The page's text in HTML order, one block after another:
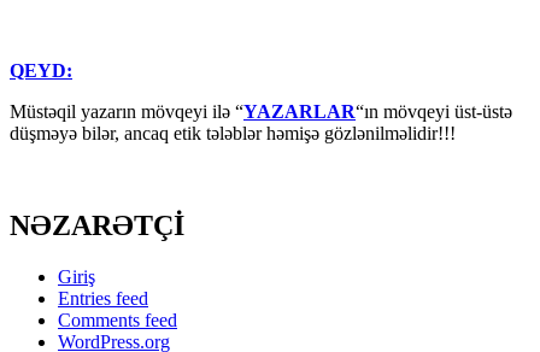
QEYD:
Müstəqil yazarın mövqeyi ilə “YAZARLAR“ın mövqeyi üst-üstə
düşməyə bilər, ancaq etik tələblər həmişə gözlənilməlidir!!!
NƏZARƏTÇİ
Giriş
Entries feed
Comments feed
WordPress.org